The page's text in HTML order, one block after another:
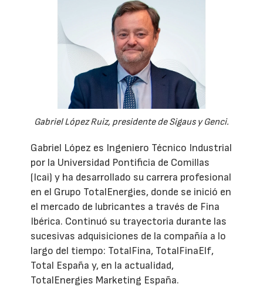
Gabriel López Ruiz, presidente de Sigaus y Genci.
Gabriel López es Ingeniero Técnico Industrial
por la Universidad Pontificia de Comillas
(Icai) y ha desarrollado su carrera profesional
en el Grupo TotalEnergies, donde se inició en
el mercado de lubricantes a través de Fina
Ibérica. Continuó su trayectoria durante las
sucesivas adquisiciones de la compañía a lo
largo del tiempo: TotalFina, TotalFinaElf,
Total España y, en la actualidad,
TotalEnergies Marketing España.